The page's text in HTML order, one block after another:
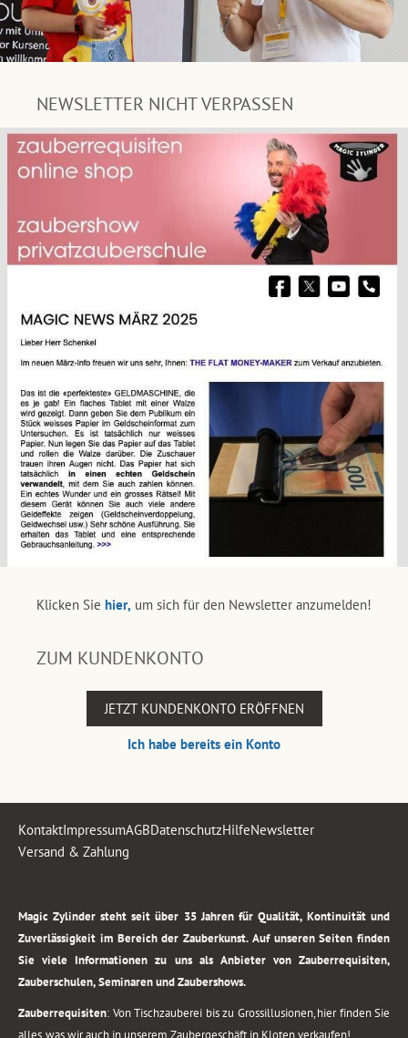
NEWSLETTER NICHT VERPASSEN
Klicken Sie hier, um sich für den Newsletter anzumelden!
ZUM KUNDENKONTO
JETZT KUNDENKONTO ERÖFFNEN
Ich habe bereits ein Konto
KontaktImpressumAGBDatenschutzHilfeNewsletter
Versand & Zahlung
Magic Zylinder steht seit über 35 Jahren für Qualität, Kontinuität und
Zuverlässigkeit im Bereich der Zauberkunst. Auf unseren Seiten finden
Sie viele Informationen zu uns als Anbieter von Zauberrequisiten,
Zauberschulen, Seminaren und Zaubershows.
Zauberrequisiten: Von Tischzauberei bis zu Grossillusionen, hier finden Sie